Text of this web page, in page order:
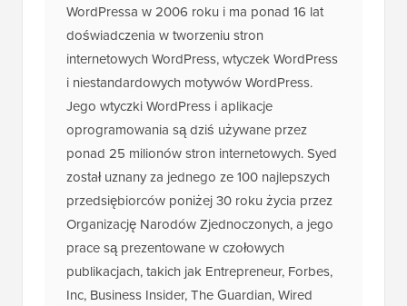
WordPressa w 2006 roku i ma ponad 16 lat
doświadczenia w tworzeniu stron
internetowych WordPress, wtyczek WordPress
i niestandardowych motywów WordPress.
Jego wtyczki WordPress i aplikacje
oprogramowania są dziś używane przez
ponad 25 milionów stron internetowych. Syed
został uznany za jednego ze 100 najlepszych
przedsiębiorców poniżej 30 roku życia przez
Organizację Narodów Zjednoczonych, a jego
prace są prezentowane w czołowych
publikacjach, takich jak Entrepreneur, Forbes,
Inc, Business Insider, The Guardian, Wired